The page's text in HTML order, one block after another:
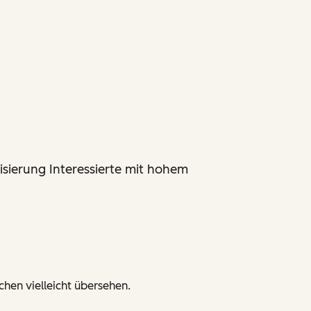
Interessierte mit hohem
vielleicht übersehen.